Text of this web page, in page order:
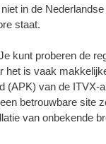
in de
staat.
kunt proberen de
het is vaak
(APK) van de ITVX-
betrouwbare site
van onbekende